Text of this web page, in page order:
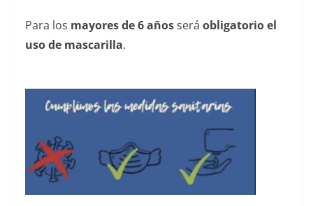
Para los mayores de 6 añosserá obligatorio el
uso de mascarilla.